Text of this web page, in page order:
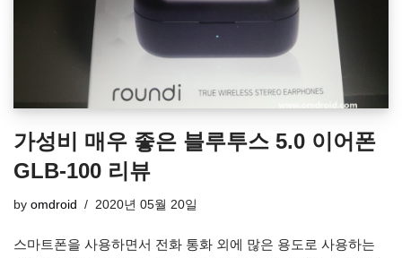
가성비 매우 좋은 블루투스 5.0 이어폰
GLB-100 리뷰
by omdroid 2020년 05월 20일
스마트폰을 사용하면서 전화 통화 외에 많은 용도로 사용하는